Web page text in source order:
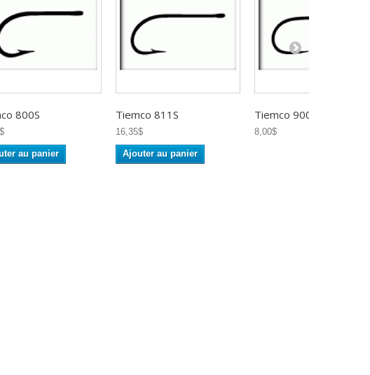
800S
au panier
Tiemco 811S
16,35$
Ajouter au panier
Tiemco 900BL
8,00$